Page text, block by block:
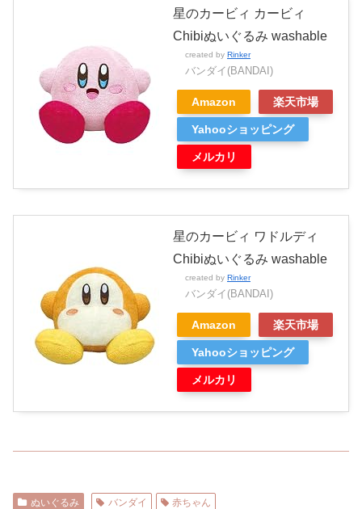
星のカービィ カービィ
Chibiぬいぐるみ washable
created by Rinker
バンダイ(BANDAI)
Amazon 楽天市場
Yahooショッピング
メルカリ
星のカービィ ワドルディ
Chibiぬいぐるみ washable
created by Rinker
バンダイ(BANDAI)
Amazon 楽天市場
Yahooショッピング
メルカリ
ぬいぐるみ バンダイ 赤ちゃん